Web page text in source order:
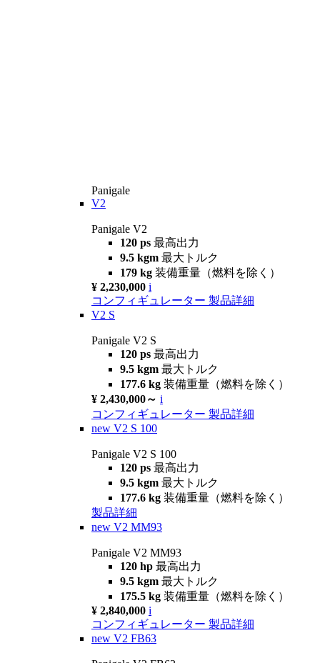
Panigale
V2
Panigale V2
120 ps 最高出力
9.5 kgm 最大トルク
179 kg 装備重量（燃料を除く）
¥ 2,230,000 i
コンフィギュレーター 製品詳細
V2 S
Panigale V2 S
120 ps 最高出力
9.5 kgm 最大トルク
177.6 kg 装備重量（燃料を除く）
¥ 2,430,000～ i
コンフィギュレーター 製品詳細
new V2 S 100
Panigale V2 S 100
120 ps 最高出力
9.5 kgm 最大トルク
177.6 kg 装備重量（燃料を除く）
製品詳細
new V2 MM93
Panigale V2 MM93
120 hp 最高出力
9.5 kgm 最大トルク
175.5 kg 装備重量（燃料を除く）
¥ 2,840,000 i
コンフィギュレーター 製品詳細
new V2 FB63